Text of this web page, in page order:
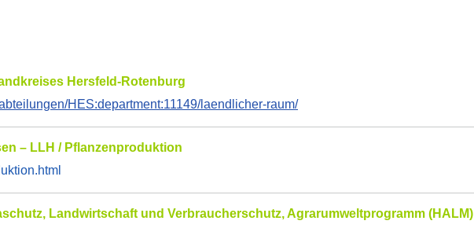
Hersfeld-Rotenburg
HES:department:11149/laendlicher-raum/
– LLH / Pflanzenproduktion
Landwirtschaft und Verbraucherschutz, Agrarumweltprogramm (HALM)